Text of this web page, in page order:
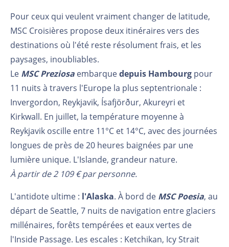
Pour ceux qui veulent vraiment changer de latitude,
MSC Croisières propose deux itinéraires vers des
destinations où l'été reste résolument frais, et les
paysages, inoubliables.
Le MSC Preziosa embarquedepuis Hambourg pour
11 nuits à travers l'Europe la plus septentrionale :
Invergordon, Reykjavik, Ísafjörður, Akureyri et
Kirkwall. En juillet, la température moyenne à
Reykjavik oscille entre 11°C et 14°C, avec des journées
longues de près de 20 heures baignées par une
lumière unique. L'Islande, grandeur nature.
À partir de 2 109 € par personne.
L'antidote ultime : l'Alaska. À bord de MSC Poesia, au
départ de Seattle, 7 nuits de navigation entre glaciers
millénaires, forêts tempérées et eaux vertes de
l'Inside Passage. Les escales : Ketchikan, Icy Strait